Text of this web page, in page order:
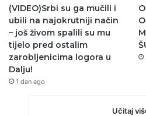
(VIDEO)Srbi su ga mučili i
ubili na najokrutniji način
– još živom spalili su mu
tijelo pred ostalim
zarobljenicima logora u
Dalju!
1 dan ago
Učitaj